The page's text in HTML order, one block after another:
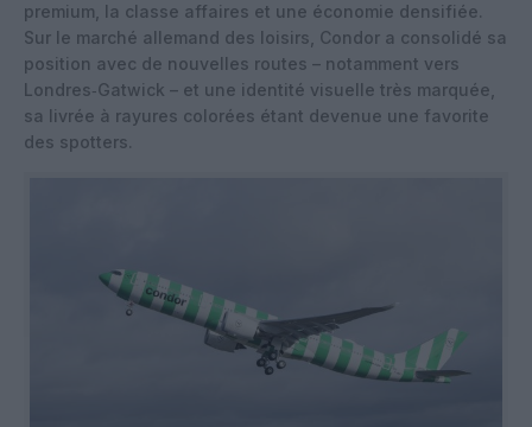
premium, la classe affaires et une économie densifiée.
Sur le marché allemand des loisirs, Condor a consolidé sa
position avec de nouvelles routes – notamment vers
Londres‑Gatwick – et une identité visuelle très marquée,
sa livrée à rayures colorées étant devenue une favorite
des spotters.